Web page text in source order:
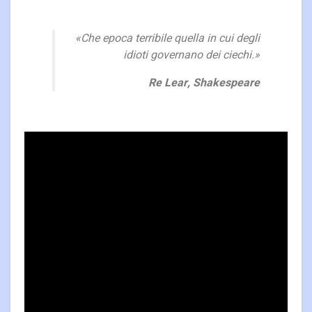
«Che epoca terribile quella in cui degli
idioti governano dei ciechi.»
Re Lear, Shakespeare